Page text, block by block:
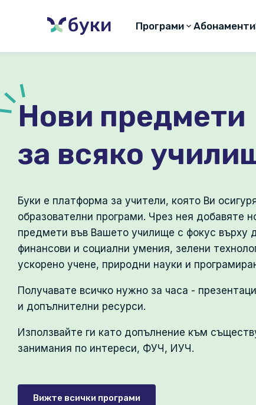
Програми Абонаменти
Нови предмети
за всяко
Буки e платформа за учители, която Ви
образователни програми. Чрез нея добавяте
предмети във Вашето училище с фокус върху
финансови и социални умения, зелени
ускорено учене, природни науки и
Получавате всичко нужно за часа -
и допълнителни ресурси.
Използвайте ги като допълнение към
занимания по интереси, ФУЧ, ИУЧ.
Вижте всички програми
по КМ, IV клас
IV клас I 32 ч.
Програмиране
III-IV клас I
УЧИТЕЛСКИ ПРОФИЛ
умения, III клас